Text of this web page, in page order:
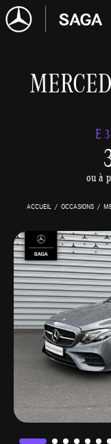
E
ou à
ACCUEIL OCCASIONS